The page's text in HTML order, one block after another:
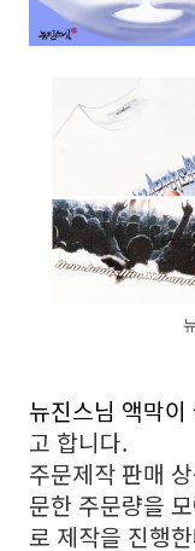
뉴진스님 액막이
고 합니다.
주문제작 판매
문한 주문량을
로 제작을 진행